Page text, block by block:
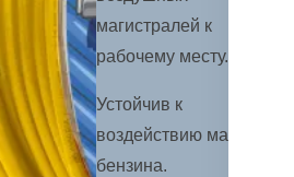
магистралей к
рабочему месту.
Устойчив к
воздействию масла и
бензина.